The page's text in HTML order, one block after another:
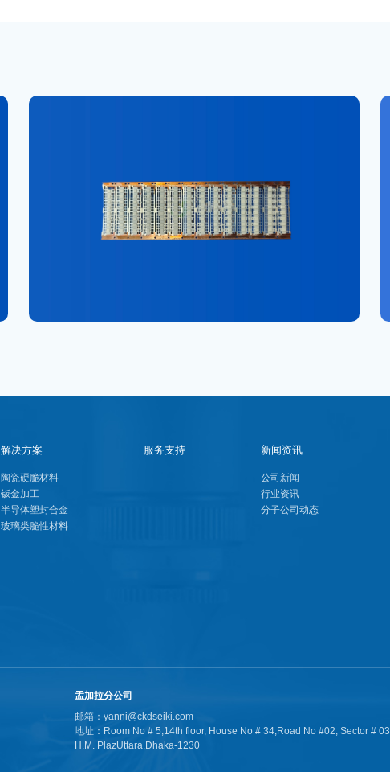
解决方案
陶瓷硬脆材料
钣金加工
半导体塑封合金
玻璃类脆性材料
服务支持 新闻资讯
公司新闻
行业资讯
分子公司动态
孟加拉分公司
邮箱：yanni@ckdseiki.com
地址：Room No # 5,14th floor, House No # 34,Road No #02, Sector # 03,
H.M. PlazUttara,Dhaka-1230